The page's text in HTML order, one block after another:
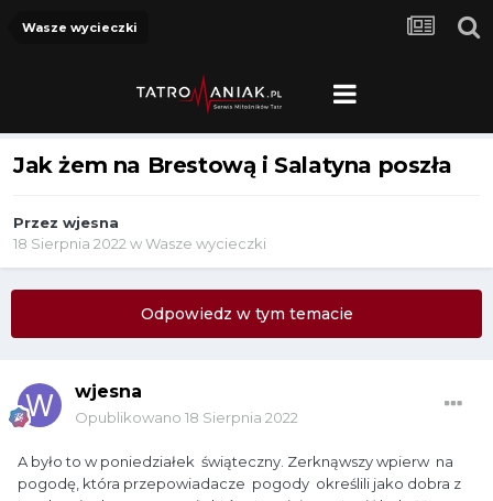
Wasze wycieczki
Jak żem na Brestową i Salatyna poszła
Przez wjesna
18 Sierpnia 2022wWasze wycieczki
Odpowiedz w tym temacie
wjesna
Opublikowano 18 Sierpnia 2022
A było to w poniedziałek świąteczny. Zerknąwszy wpierw na
pogodę, która przepowiadacze pogody określili jako dobra z